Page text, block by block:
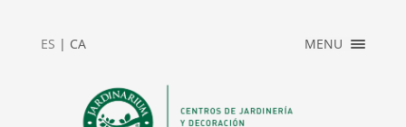
ES | CA MENU